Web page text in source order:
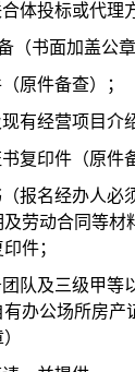
体投标或代理
（书面加盖公章
原件备查）；
有经营项目介
复印件（原件
报名经办人必
劳动合同等材
件；
队及三级甲等
办公场所房产